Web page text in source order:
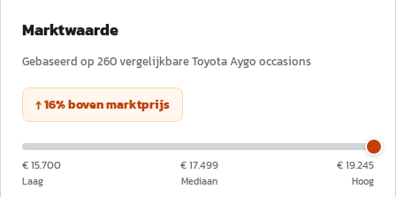
Marktwaarde
Gebaseerd op 260vergelijkbareToyotaAygo occasions
↑16%bovenmarktprijs
€ 15.700
Laag
€ 17.499
Mediaan
€ 19.245
Hoog